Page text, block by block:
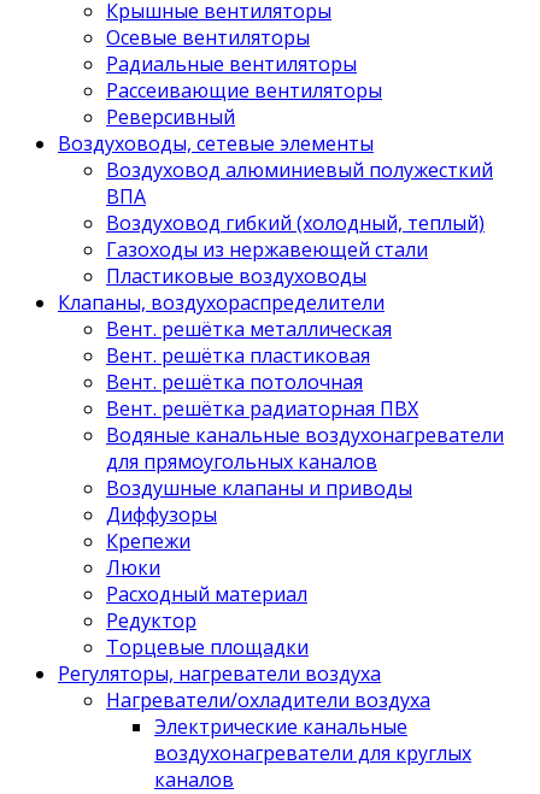
Крышные вентиляторы
Осевые вентиляторы
Радиальные вентиляторы
Рассеивающие вентиляторы
Реверсивный
Воздуховоды, сетевые элементы
Воздуховод алюминиевый полужесткий
ВПА
Воздуховод гибкий (холодный, теплый)
Газоходы из нержавеющей стали
Пластиковые воздуховоды
Клапаны, воздухораспределители
Вент. решётка металлическая
Вент. решётка пластиковая
Вент. решётка потолочная
Вент. решётка радиаторная ПВХ
Водяные канальные воздухонагреватели
для прямоугольных каналов
Воздушные клапаны и приводы
Диффузоры
Крепежи
Люки
Расходный материал
Редуктор
Торцевые площадки
Регуляторы, нагреватели воздуха
Нагреватели/охладители воздуха
Электрические канальные
воздухонагреватели для круглых
каналов